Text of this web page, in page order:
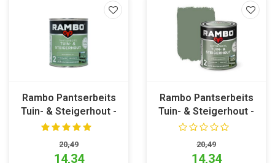
Rambo Pantserbeits
Tuin- & Steigerhout -
Helm Groen 1144
20,49
14,34
Rambo Pantserbeits
Tuin- & Steigerhout -
Flessen Groen 1147
20,49
14,34